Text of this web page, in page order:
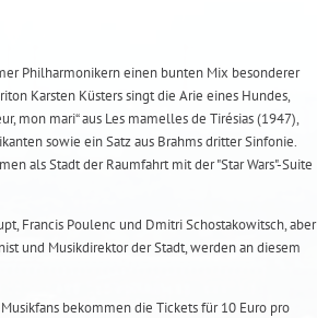
Philharmonikern einen bunten Mix besonderer
Karsten Küsters singt die Arie eines Hundes,
mon mari“ aus Les mamelles de Tirésias (1947),
sowie ein Satz aus Brahms dritter Sinfonie.
als Stadt der Raumfahrt mit der "Star Wars"-Suite
Francis Poulenc und Dmitri Schostakowitsch, aber
und Musikdirektor der Stadt, werden an diesem
bekommen die Tickets für 10 Euro pro